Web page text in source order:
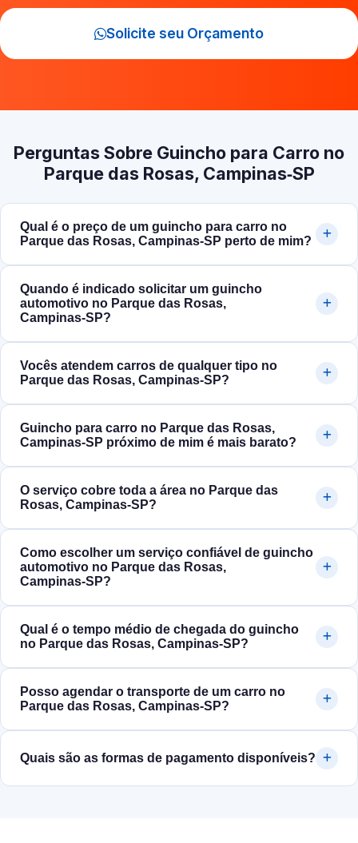
Solicite seu Orçamento
Perguntas Sobre Guincho para Carro no
Parque das Rosas, Campinas‑SP
Qual é o preço de um guincho para carro no
Parque das Rosas, Campinas‑SP perto de mim?
Quando é indicado solicitar um guincho
automotivo no Parque das Rosas,
Campinas‑SP?
Vocês atendem carros de qualquer tipo no
Parque das Rosas, Campinas‑SP?
Guincho para carro no Parque das Rosas,
Campinas‑SP próximo de mim é mais barato?
O serviço cobre toda a área no Parque das
Rosas, Campinas‑SP?
Como escolher um serviço confiável de guincho
automotivo no Parque das Rosas,
Campinas‑SP?
Qual é o tempo médio de chegada do guincho
no Parque das Rosas, Campinas‑SP?
Posso agendar o transporte de um carro no
Parque das Rosas, Campinas‑SP?
Quais são as formas de pagamento disponíveis?